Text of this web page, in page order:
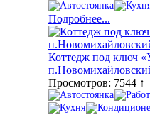
Подробнее...
Коттедж под ключ
Просмотров: 7544 ↑